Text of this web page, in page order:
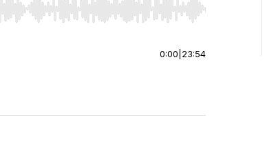
seek, Home/End to jump to start or end. Hold shift
0:00 23:54